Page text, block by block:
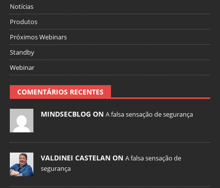
Notícias
Produtos
Próximos Webinars
Standby
Webinar
COMENTÁRIOS RECENTES
MINDSECBLOG ON A falsa sensação de segurança
VALDINEI CASTELAN ON A falsa sensação de
segurança